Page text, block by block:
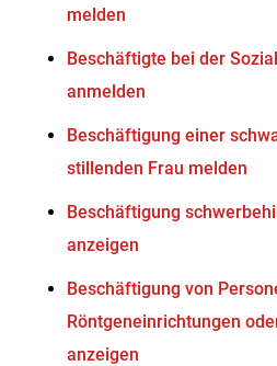
melden
Beschäftigte bei der
anmelden
Beschäftigung einer
stillenden Frau melden
Beschäftigung
anzeigen
Beschäftigung von
Röntgeneinrichtungen
anzeigen